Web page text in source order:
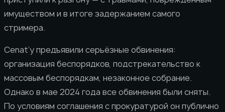
имуществом и в итоге задержанием самого
стримера.
Cenat’у предъявили серьёзные обвинения:
организация беспорядков, подстрекательство к
массовым беспорядкам, незаконное собрание.
Однако в мае 2024 года все обвинения были сняты.
По условиям соглашения с прокуратурой он публично